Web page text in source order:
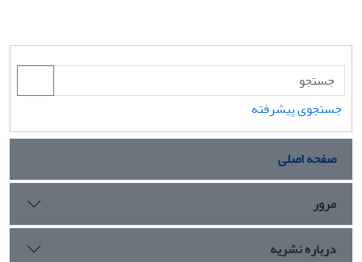
جستجوی پیشرفته
صفحه اصلی
مرور
درباره نشریه